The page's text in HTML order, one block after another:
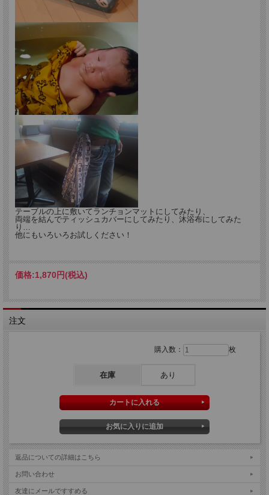
テーブルの上に敷いてランチョンマットにしてみたり、
両端を結んでティッシュカバーにしてみたり、沐浴布にしてみた
り…
他にもいろいろお試しください！
価格:1,870円(税込)
注文
購入数： 枚
在庫 あり
返品についての詳細はこちら
お問い合わせ
友達にメールですすめる